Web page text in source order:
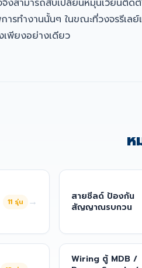
จึงสามารถสับเปลี่ยนหมุนเวียนติด
ารทำงานนั้นๆ ในขณะที่วงจรรีเลย์
งเพียงอย่างเดียว
ห
11 รุ่น →
สายชีลด์ ป้องกัน
สัญญาณรบกวน
Wiring ตู้ MDB /